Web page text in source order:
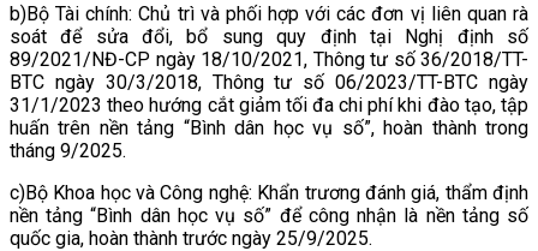
b)Bộ Tài chính: Chủ trì và phối hợp với các đơn vị liên quan rà
soát để sửa đổi, bổ sung quy định tại Nghị định số
89/2021/NĐ-CP ngày 18/10/2021, Thông tư số 36/2018/TT-
BTC ngày 30/3/2018, Thông tư số 06/2023/TT-BTC ngày
31/1/2023 theo hướng cắt giảm tối đa chi phí khi đào tạo, tập
huấn trên nền tảng “Bình dân học vụ số”, hoàn thành trong
tháng 9/2025.
c)Bộ Khoa học và Công nghệ: Khẩn trương đánh giá, thẩm định
nền tảng “Bình dân học vụ số” để công nhận là nền tảng số
quốc gia, hoàn thành trước ngày 25/9/2025.